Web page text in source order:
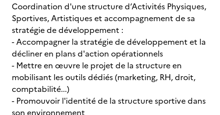
Coordination d'une structure d’Activités Physiques,
Sportives, Artistiques et accompagnement de sa
stratégie de développement :
- Accompagner la stratégie de développement et la
décliner en plans d'action opérationnels
- Mettre en œuvre le projet de la structure en
mobilisant les outils dédiés (marketing, RH, droit,
comptabilité...)
- Promouvoir l'identité de la structure sportive dans
son environnement